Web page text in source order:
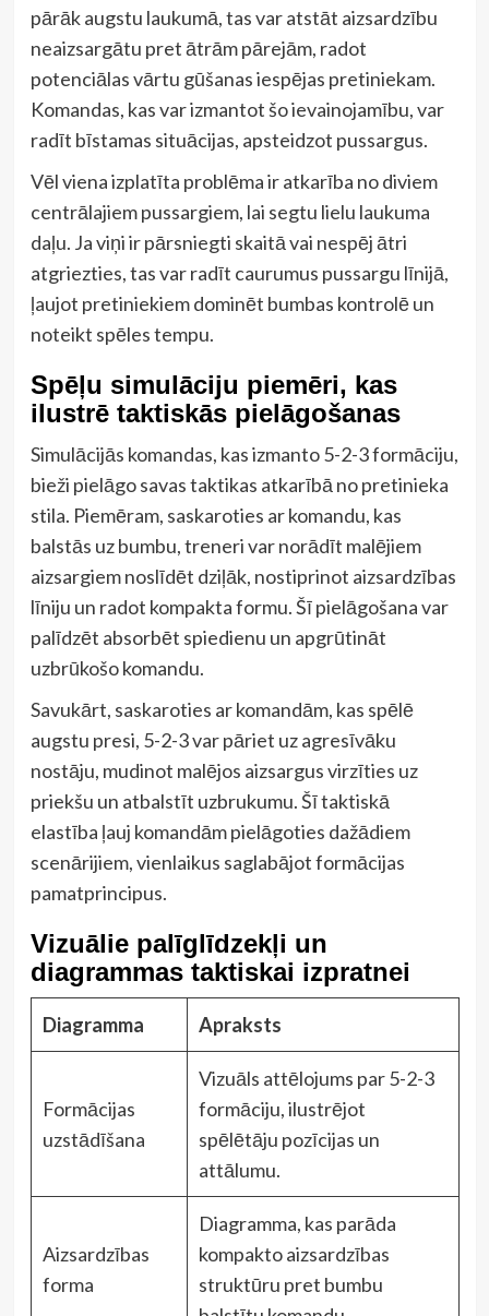
pārāk augstu laukumā, tas var atstāt aizsardzību
neaizsargātu pret ātrām pārejām, radot
potenciālas vārtu gūšanas iespējas pretiniekam.
Komandas, kas var izmantot šo ievainojamību, var
radīt bīstamas situācijas, apsteidzot pussargus.
Vēl viena izplatīta problēma ir atkarība no diviem
centrālajiem pussargiem, lai segtu lielu laukuma
daļu. Ja viņi ir pārsniegti skaitā vai nespēj ātri
atgriezties, tas var radīt caurumus pussargu līnijā,
ļaujot pretiniekiem dominēt bumbas kontrolē un
noteikt spēles tempu.
Spēļu simulāciju piemēri, kas
ilustrē taktiskās pielāgošanas
Simulācijās komandas, kas izmanto 5-2-3 formāciju,
bieži pielāgo savas taktikas atkarībā no pretinieka
stila. Piemēram, saskaroties ar komandu, kas
balstās uz bumbu, treneri var norādīt malējiem
aizsargiem noslīdēt dziļāk, nostiprinot aizsardzības
līniju un radot kompakta formu. Šī pielāgošana var
palīdzēt absorbēt spiedienu un apgrūtināt
uzbrūkošo komandu.
Savukārt, saskaroties ar komandām, kas spēlē
augstu presi, 5-2-3 var pāriet uz agresīvāku
nostāju, mudinot malējos aizsargus virzīties uz
priekšu un atbalstīt uzbrukumu. Šī taktiskā
elastība ļauj komandām pielāgoties dažādiem
scenārijiem, vienlaikus saglabājot formācijas
pamatprincipus.
Vizuālie palīglīdzekļi un
diagrammas taktiskai izpratnei
Diagramma Apraksts
Formācijas
uzstādīšana
Vizuāls attēlojums par 5-2-3
formāciju, ilustrējot
spēlētāju pozīcijas un
attālumu.
Aizsardzības
forma
Diagramma, kas parāda
kompakto aizsardzības
struktūru pret bumbu